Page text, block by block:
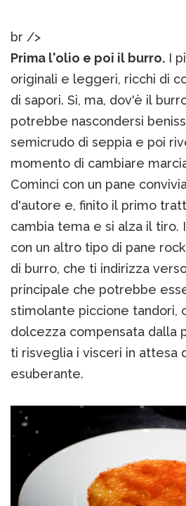
br />
Prima l'olio e poi il burro. I
originali e leggeri, ricchi di
di sapori. Si, ma, dov'è il
potrebbe nascondersi
semicrudo di seppia e poi
momento di cambiare
Cominci con un pane
d'autore e, finito il primo
cambia tema e si alza il tiro.
con un altro tipo di pane
di burro, che ti indirizza
principale che potrebbe
stimolante piccione tandori,
dolcezza compensata dalla
ti risveglia i visceri in attesa
esuberante.